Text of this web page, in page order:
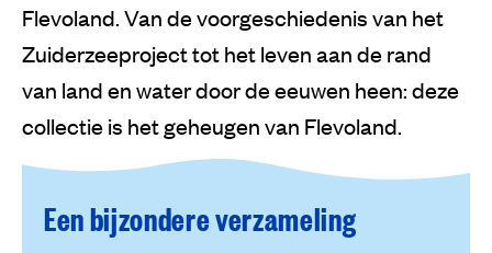
Flevoland. Van de voorgeschiedenis van het
Zuiderzeeproject tot het leven aan de rand
van land en water door de eeuwen heen: deze
collectie is het geheugen van Flevoland.
Een bijzondere verzameling